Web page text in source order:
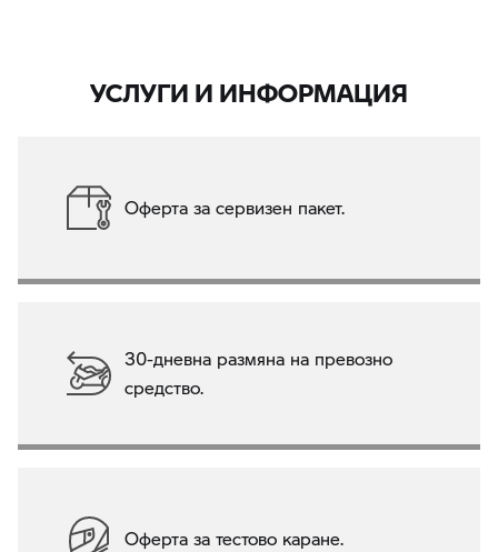
УСЛУГИ И ИНФОРМАЦИЯ
Оферта за сервизен пакет.
30-дневна размяна на превозно
средство.
Оферта за тестово каране.